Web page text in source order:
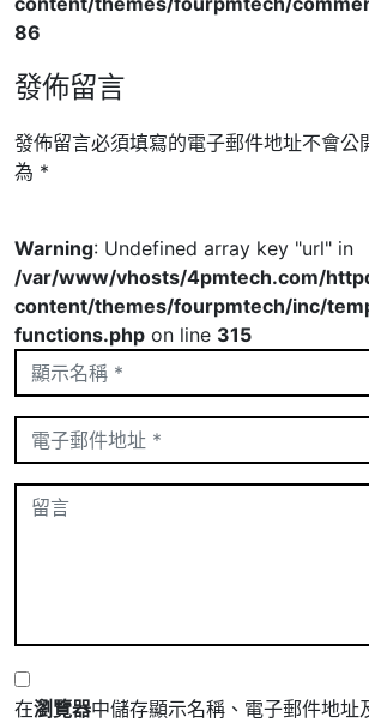
86
發佈留言
發佈留言必須填寫的電子郵件地址不會公
為 *
Warning: Undefined array key "url" in
/var/www/vhosts/4pmtech.com/
content/themes/fourpmtech/inc/
functions.php on line 315
在瀏覽器中儲存顯示名稱、電子郵件地址